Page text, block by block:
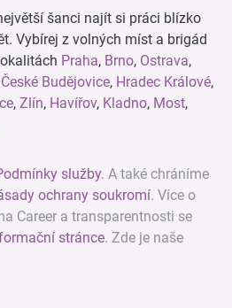
šanci najít si práci blízko
Vybírej z volných míst a brigád
Praha, Brno, Ostrava,
České Budějovice, Hradec Králové,
, Zlín, Havířov, Kladno, Most,
služby. A také chráníme
ochrany soukromí. Více o
Career a transparentnosti se
stránce. Zde je naše